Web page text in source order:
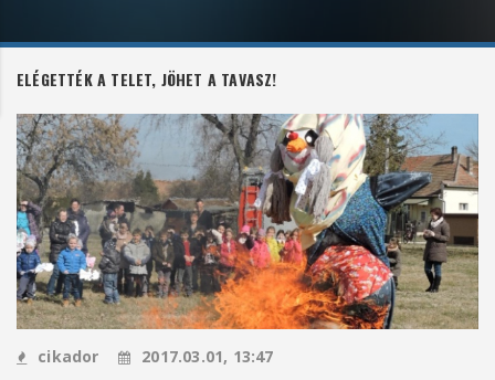
ELÉGETTÉK A TELET, JÖHET A TAVASZ!
cikador 2017.03.01, 13:47